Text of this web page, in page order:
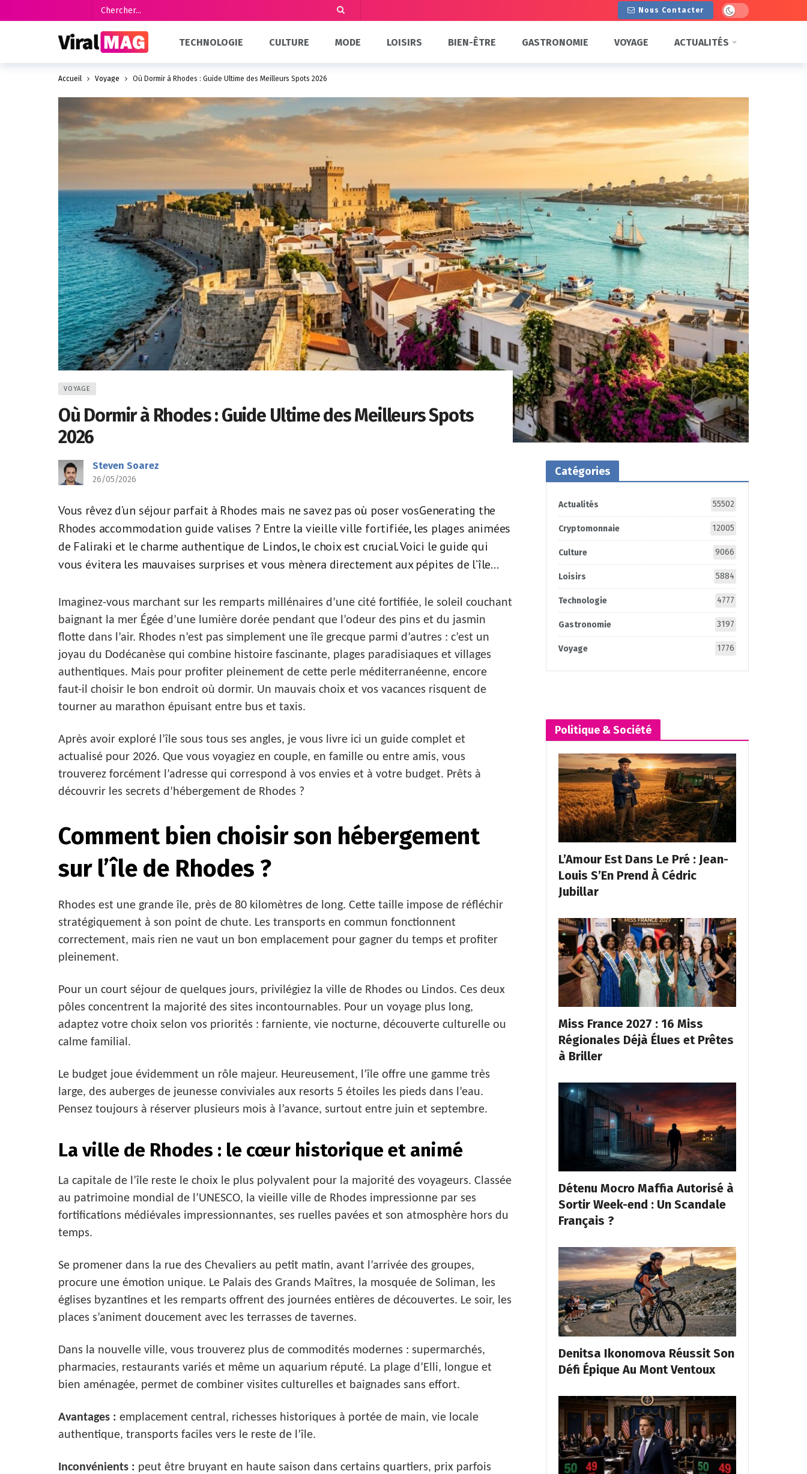
Nous Contacter Dark mode
TECHNOLOGIE CULTURE MODE LOISIRS BIEN-ÊTRE GASTRONOMIE VOYAGE ACTUALITÉS
Accueil Voyage Où Dormir à Rhodes : Guide Ultime des Meilleurs Spots 2026
VOYAGE
Où Dormir à Rhodes : Guide Ultime des Meilleurs Spots
2026
Steven Soarez
26/05/2026
Vous rêvez d’un séjour parfait à Rhodes mais ne savez pas où poser vosGenerating the
Rhodes accommodation guide valises ? Entre la vieille ville fortifiée, les plages animées
de Faliraki et le charme authentique de Lindos, le choix est crucial. Voici le guide qui
vous évitera les mauvaises surprises et vous mènera directement aux pépites de l’île...
Imaginez-vous marchant sur les remparts millénaires d’une cité fortifiée, le soleil couchant
baignant la mer Égée d’une lumière dorée pendant que l’odeur des pins et du jasmin
flotte dans l’air. Rhodes n’est pas simplement une île grecque parmi d’autres : c’est un
joyau du Dodécanèse qui combine histoire fascinante, plages paradisiaques et villages
authentiques. Mais pour profiter pleinement de cette perle méditerranéenne, encore
faut-il choisir le bon endroit où dormir. Un mauvais choix et vos vacances risquent de
tourner au marathon épuisant entre bus et taxis.
Après avoir exploré l’île sous tous ses angles, je vous livre ici un guide complet et
actualisé pour 2026. Que vous voyagiez en couple, en famille ou entre amis, vous
trouverez forcément l’adresse qui correspond à vos envies et à votre budget. Prêts à
découvrir les secrets d’hébergement de Rhodes ?
Comment bien choisir son hébergement
sur l’île de Rhodes ?
Rhodes est une grande île, près de 80 kilomètres de long. Cette taille impose de réfléchir
stratégiquement à son point de chute. Les transports en commun fonctionnent
correctement, mais rien ne vaut un bon emplacement pour gagner du temps et profiter
pleinement.
Pour un court séjour de quelques jours, privilégiez la ville de Rhodes ou Lindos. Ces deux
pôles concentrent la majorité des sites incontournables. Pour un voyage plus long,
adaptez votre choix selon vos priorités : farniente, vie nocturne, découverte culturelle ou
calme familial.
Le budget joue évidemment un rôle majeur. Heureusement, l’île offre une gamme très
large, des auberges de jeunesse conviviales aux resorts 5 étoiles les pieds dans l’eau.
Pensez toujours à réserver plusieurs mois à l’avance, surtout entre juin et septembre.
La ville de Rhodes : le cœur historique et animé
La capitale de l’île reste le choix le plus polyvalent pour la majorité des voyageurs. Classée
au patrimoine mondial de l’UNESCO, la vieille ville de Rhodes impressionne par ses
fortifications médiévales impressionnantes, ses ruelles pavées et son atmosphère hors du
temps.
Se promener dans la rue des Chevaliers au petit matin, avant l’arrivée des groupes,
procure une émotion unique. Le Palais des Grands Maîtres, la mosquée de Soliman, les
églises byzantines et les remparts offrent des journées entières de découvertes. Le soir, les
places s’animent doucement avec les terrasses de tavernes.
Dans la nouvelle ville, vous trouverez plus de commodités modernes : supermarchés,
pharmacies, restaurants variés et même un aquarium réputé. La plage d’Elli, longue et
bien aménagée, permet de combiner visites culturelles et baignades sans effort.
Avantages : emplacement central, richesses historiques à portée de main, vie locale
authentique, transports faciles vers le reste de l’île.
Inconvénients : peut être bruyant en haute saison dans certains quartiers, prix parfois
Catégories
Actualités 55502
Cryptomonnaie 12005
Culture 9066
Loisirs 5884
Technologie 4777
Gastronomie 3197
Voyage 1776
Politique & Société
L’Amour Est Dans Le Pré : Jean-
Louis S’En Prend À Cédric
Jubillar
Miss France 2027 : 16 Miss
Régionales Déjà Élues et Prêtes
à Briller
Détenu Mocro Maffia Autorisé à
Sortir Week-end : Un Scandale
Français ?
Denitsa Ikonomova Réussit Son
Défi Épique Au Mont Ventoux